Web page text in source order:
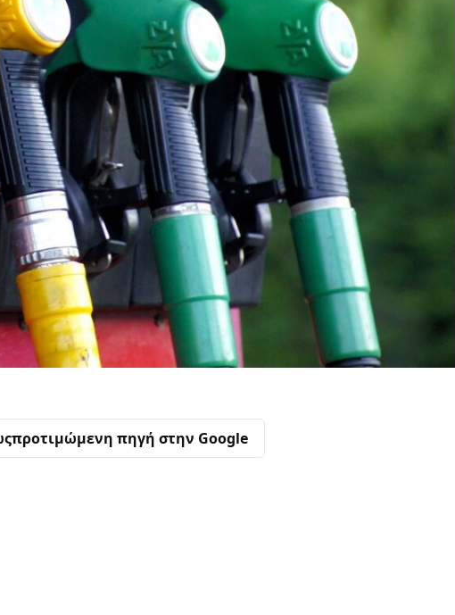
προτιμώμενη πηγή στην Google